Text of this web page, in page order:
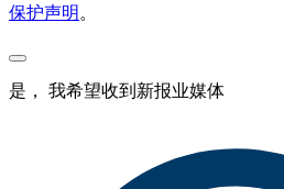
保护声明 。
是， 我希望收到新报业媒体